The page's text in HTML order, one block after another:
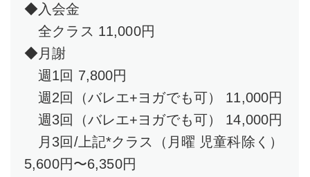
◆入会金
全クラス 11,000円
◆月謝
週1回 7,800円
週2回（バレエ+ヨガでも可） 11,000円
週3回（バレエ+ヨガでも可） 14,000円
月3回/上記*クラス（月曜 児童科除く）
5,600円〜6,350円